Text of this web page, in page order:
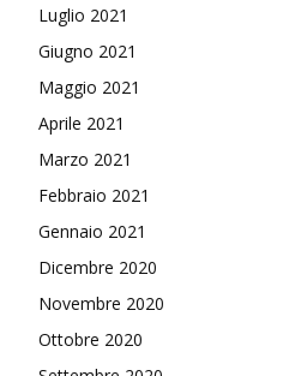
Luglio 2021
Giugno 2021
Maggio 2021
Aprile 2021
Marzo 2021
Febbraio 2021
Gennaio 2021
Dicembre 2020
Novembre 2020
Ottobre 2020